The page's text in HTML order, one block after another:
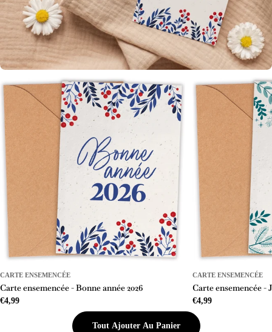
CARTE ENSEMENCÉE
Carte ensemencée - Bonne année 2026
Prix
€4,99
CARTE ENSEMENCÉE
Carte ensemencée -
Prix
​​
régulier
€4,99
Tout Ajouter Au Panier